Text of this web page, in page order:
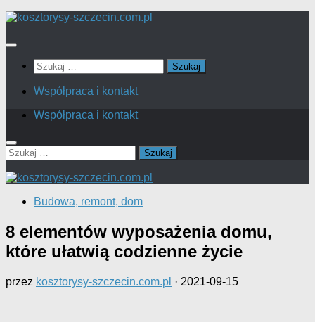
Skip
content
Szukaj:
Współpraca i kontakt
Współpraca i kontakt
Szukaj:
Budowa, remont, dom
8 elementów wyposażenia domu,
które ułatwią codzienne życie
przez kosztorysy-szczecin.com.pl · 2021-09-15